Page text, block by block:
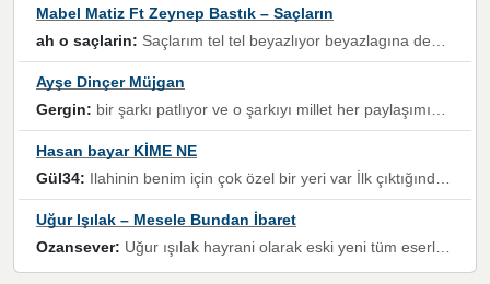
Mabel Matiz Ft Zeynep Bastık – Saçların
ah o saçlarin: Saçlarım tel tel beyazlıyor beyazlagına degil yanımda sen yoksun ona üzülüyorum günler bir bir geçiyor geçen günlere değil sensiz geçen günlere darılıyorum,Dinledikce asla kavusamayacagim ama asla unutamicagim sevdiğim adam için yanar içim
Ayşe Dinçer Müjgan
Gergin: bir şarkı patlıyor ve o şarkıyı millet her paylaşımın altına koyuyor ve öyle bir durum hal alıyor ki şarkıyı dinlemeden şarkıdan bikıyorsun Ama bu enteresan bir şekilde dillere dolanıyor millet olarak seviyoruz dertlerle boğuşurken bir yandan da göbek atmayi))) diyeceklerim bu kadar güzel hoş bir sayfa emeğinize sağlık arkadaşlar kolay gelsin
Hasan bayar KİME NE
Gül34: Ilahinin benim için çok özel bir yeri var İlk çıktığında komşum ne kadar yüksek sesle dinliyorsa orada duymuştum ve YouTube'dan aratıp Bu ilahiyi bulmuştum ve sonra müdavimi oldum günlük Ben de 3-5 kere dinleyip ezberleyip artık ilahiye bende eşlik ediyorum yüksek sesle Allah razı olsun hizmet nimettir Rabbim sizin zahmetlerinize de hayırlı nimetler versin Selam ve dua ile Allah'a emanet olun
Uğur Işılak – Mesele Bundan İbaret
Ozansever: Uğur ışılak hayrani olarak eski yeni tüm eserlerini keyifle huzurla dinleyenlerden birisiyim, emeğine saygı duyan gönül veren bunu en güzel şekilde sevenlerine ulaştıran siz değerli sayfa yöneticilerine de teşekkür ederim